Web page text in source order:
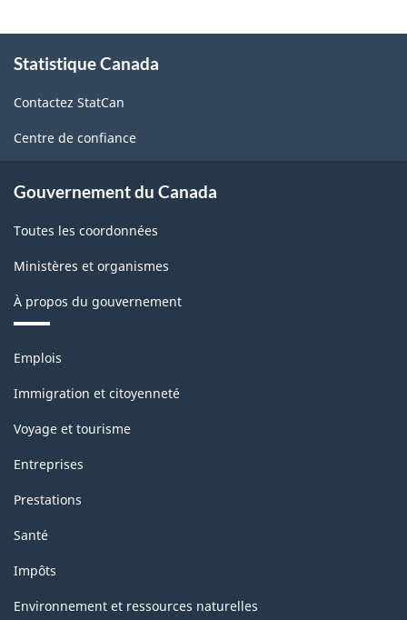
propos
ce
site
Statistique Canada
Contactez StatCan
Centre de confiance
Gouvernement du Canada
Toutes les coordonnées
Ministères et organismes
À propos du gouvernement
Thèmes
sujets
Emplois
Immigration et citoyenneté
Voyage et tourisme
Entreprises
Prestations
Santé
Impôts
Environnement et ressources naturelles